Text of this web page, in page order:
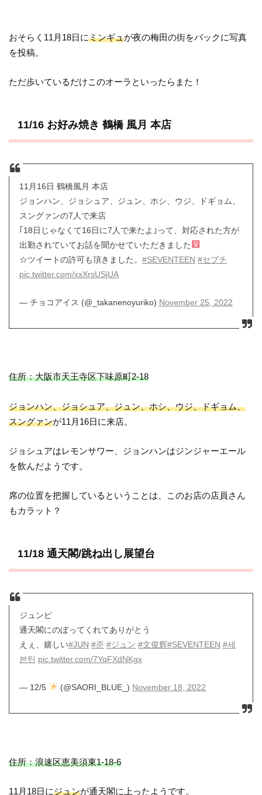
おそらく11月18日にミンギュが夜の梅田の街をバックに写真
を投稿。
ただ歩いているだけこのオーラといったらまた！
11/16 お好み焼き 鶴橋 風月 本店
11月16日 鶴橋風月 本店
ジョンハン、ジョシュア、ジュン、ホシ、ウジ、ドギョム、
スングァンの7人で来店
｢18日じゃなくて16日に7人で来たよ｣って、対応された方が
出勤されていてお話を聞かせていただきました‍
☆ツイートの許可も頂きました。 #SEVENTEEN #セブチ
pic.twitter.com/xxXrsUSjUA
— チョコアイス (@_takanenoyuriko) November 25, 2022
住所：大阪市天王寺区下味原町2-18
ジョンハン、ジョシュア、ジュン、ホシ、ウジ、ドギョム、
スングァンが11月16日に来店。
ジョシュアはレモンサワー、ジョンハンはジンジャーエール
を飲んだようです。
席の位置を把握しているということは、このお店の店員さん
もカラット？
11/18 通天閣/跳ね出し展望台
ジュンピ
通天閣にのぼってくれてありがとう
えぇ、嬉しい#JUN #준 #ジュン #文俊辉#SEVENTEEN #세
븐틴 pic.twitter.com/7YqFXdNKgx
— 12/5 (@SAORI_BLUE_) November 18, 2022
住所：浪速区恵美須東1-18-6
11月18日にジュンが通天閣に上ったようです。